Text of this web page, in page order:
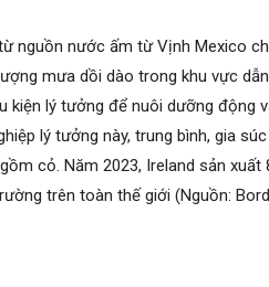
nguồn nước ấm từ Vịnh Mexico
mưa dồi dào trong khu vực
kiện lý tưởng để nuôi dưỡng động
lý tưởng này, trung bình, gia
cỏ. Năm 2023, Ireland sản xuất
trên toàn thế giới (Nguồn: